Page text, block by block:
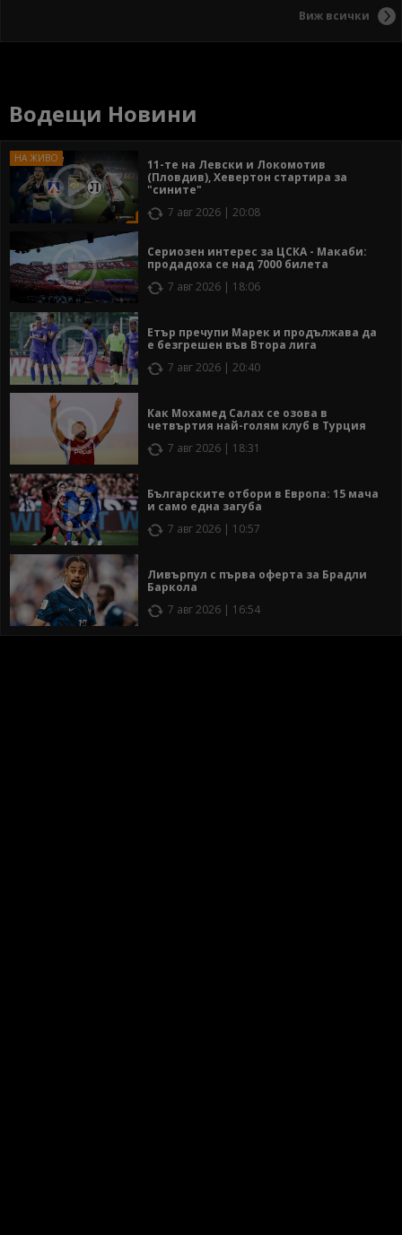
Виж всички
Водещи Новини
11-те на Левски и Локомотив
(Пловдив), Хевертон стартира за
"сините"
7 авг 2026 | 20:08
Сериозен интерес за ЦСКА - Макаби:
продадоха се над 7000 билета
7 авг 2026 | 18:06
Етър пречупи Марек и продължава да
е безгрешен във Втора лига
7 авг 2026 | 20:40
Как Мохамед Салах се озова в
четвъртия най-голям клуб в Турция
7 авг 2026 | 18:31
Българските отбори в Европа: 15 мача
и само една загуба
7 авг 2026 | 10:57
Ливърпул с първа оферта за Брадли
Баркола
7 авг 2026 | 16:54